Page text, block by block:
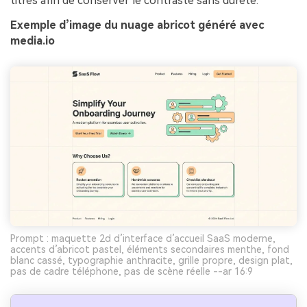
Exemple d’image du nuage abricot généré avec
media.io
Prompt : maquette 2d d’interface d’accueil SaaS moderne,
accents d’abricot pastel, éléments secondaires menthe, fond
blanc cassé, typographie anthracite, grille propre, design plat,
pas de cadre téléphone, pas de scène réelle --ar 16:9